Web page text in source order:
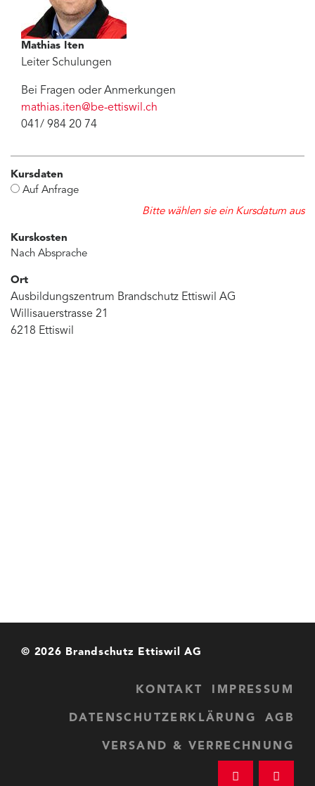
Mathias Iten
Leiter Schulungen
Bei Fragen oder Anmerkungen
mathias.iten@be-ettiswil.ch
041/ 984 20 74
Kursdaten
Auf Anfrage
Bitte wählen sie ein Kursdatum aus
Kurskosten
Nach Absprache
Ort
Ausbildungszentrum Brandschutz Ettiswil AG
Willisauerstrasse 21
6218 Ettiswil
© 2026 Brandschutz Ettiswil AG
KONTAKT IMPRESSUM
DATENSCHUTZERKLÄRUNG AGB
VERSAND & VERRECHNUNG
Brandschutz